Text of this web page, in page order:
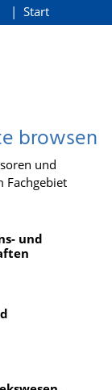
Start
browsen
und
Fachgebiet
und